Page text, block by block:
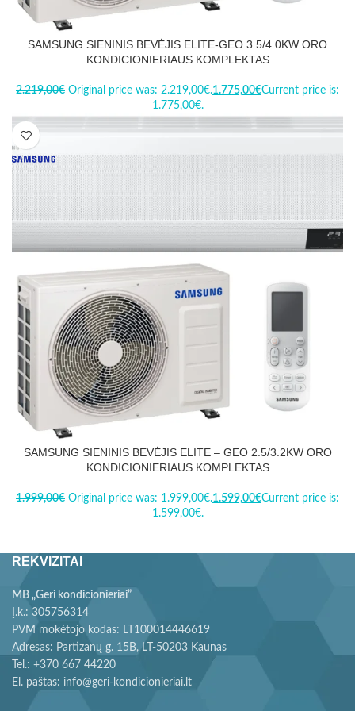
SAMSUNG SIENINIS BEVĖJIS ELITE-GEO 3.5/4.0KW ORO
KONDICIONIERIAUS KOMPLEKTAS
2.219,00€ Original price was: 2.219,00€.1.775,00€Current price is:
1.775,00€.
-20%
SAMSUNG SIENINIS BEVĖJIS ELITE – GEO 2.5/3.2KW ORO
KONDICIONIERIAUS KOMPLEKTAS
1.999,00€ Original price was: 1.999,00€.1.599,00€Current price is:
1.599,00€.
REKVIZITAI
MB „Geri kondicionieriai”
Į.k.: 305756314
PVM mokėtojo kodas: LT100014446619
Adresas: Partizanų g. 15B, LT-50203 Kaunas
Tel.: +370 667 44220
El. paštas: info@geri-kondicionieriai.lt